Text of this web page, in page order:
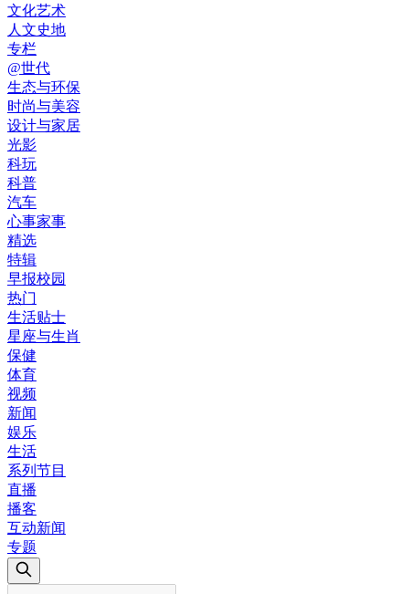
文化艺术
人文史地
专栏
@世代
生态与环保
时尚与美容
设计与家居
光影
科玩
科普
汽车
心事家事
精选
特辑
早报校园
热门
生活贴士
星座与生肖
保健
体育
视频
新闻
娱乐
生活
系列节目
直播
播客
互动新闻
专题